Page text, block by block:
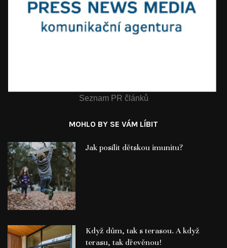
Seznam PR článků
MOHLO BY SE VÁM LÍBIT
Jak posílit dětskou imunitu?
Když dům, tak s terasou. A když
terasu, tak dřevěnou!